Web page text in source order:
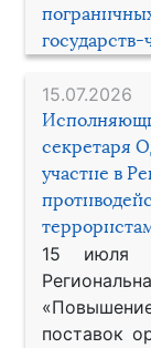
15.07.2026
секретаря
участие в
15 июля
поставок